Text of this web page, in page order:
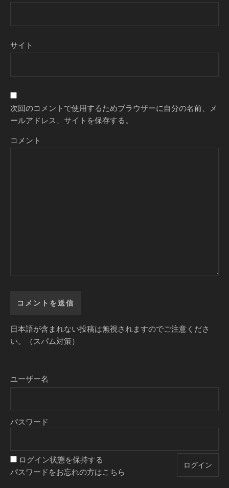
サイト
次回のコメントで使用するためブラウザーに自分の名前、メ
ールアドレス、サイトを保存する。
コメント
日本語が含まれない投稿は無視されますのでご注意くださ
い。（スパム対策）
ユーザー名
パスワード
ログイン状態を保持する
パスワードをお忘れの方はこちら